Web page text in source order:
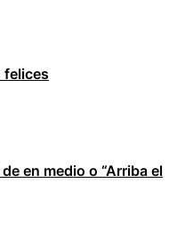
felices
en medio o “Arriba el